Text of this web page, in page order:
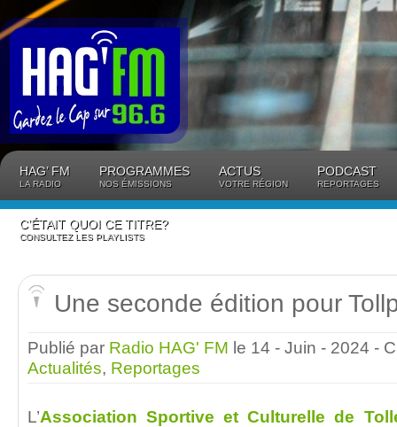
HAG’ FM
LA RADIO
PROGRAMMES
NOS ÉMISSIONS
ACTUS
VOTRE RÉGION
PODCAST
REPORTAGES
C’ÉTAIT QUOI CE TITRE?
CONSULTEZ LES PLAYLISTS
Une seconde édition pour
Publié par Radio HAG' FM le 14 - Juin - 2024 -
Actualités, Reportages
L’Association Sportive et Culturelle de
Panneau de gestion des cookies